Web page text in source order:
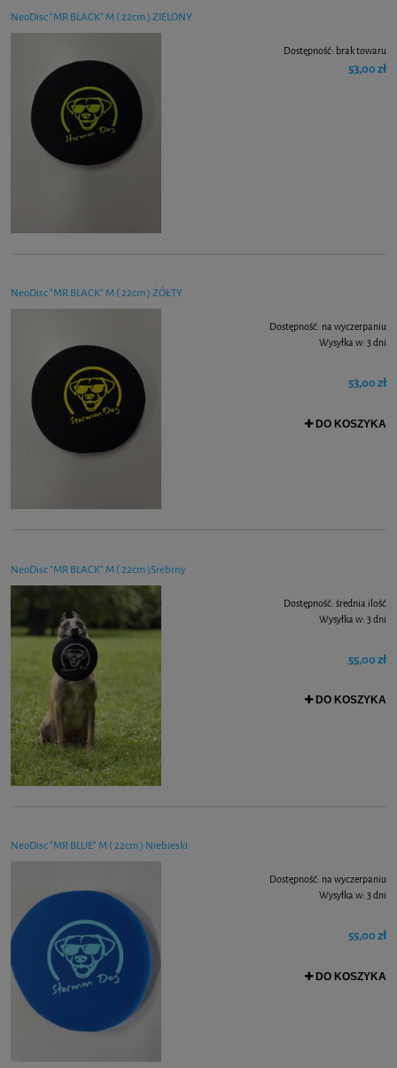
NeoDisc "MR BLACK" M ( 22cm ) ZIELONY
Dostępność: brak towaru
53,00 zł
NeoDisc "MR BLACK" M ( 22cm ) ŻÓŁTY
Dostępność: na wyczerpaniu
Wysyłka w: 3 dni
53,00 zł
DO KOSZYKA
NeoDisc "MR BLACK" M ( 22cm )Srebrny
Dostępność: średnia ilość
Wysyłka w: 3 dni
55,00 zł
DO KOSZYKA
NeoDisc "MR BLUE" M ( 22cm ) Niebieski
Dostępność: na wyczerpaniu
Wysyłka w: 3 dni
55,00 zł
DO KOSZYKA